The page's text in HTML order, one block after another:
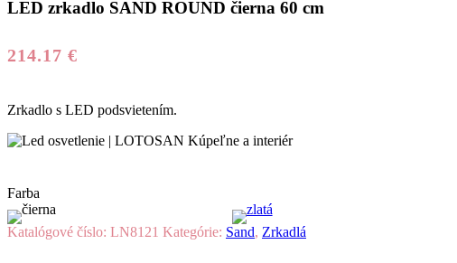
LED zrkadlo SAND ROUND čierna 60 cm
214.17 €
Zrkadlo s LED podsvietením.
Farba
Katalógové číslo: LN8121 Kategórie: Sand, Zrkadlá